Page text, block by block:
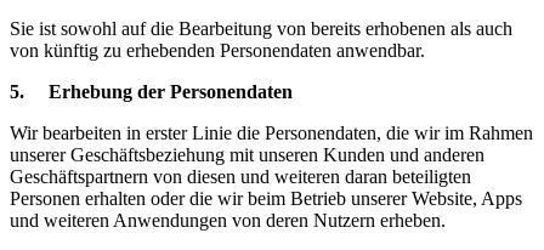
Sie ist sowohl auf die Bearbeitung von bereits erhobenen als auch
von künftig zu erhebenden Personendaten anwendbar.
5. Erhebung der Personendaten
Wir bearbeiten in erster Linie die Personendaten, die wir im Rahmen
unserer Geschäftsbeziehung mit unseren Kunden und anderen
Geschäftspartnern von diesen und weiteren daran beteiligten
Personen erhalten oder die wir beim Betrieb unserer Website, Apps
und weiteren Anwendungen von deren Nutzern erheben.